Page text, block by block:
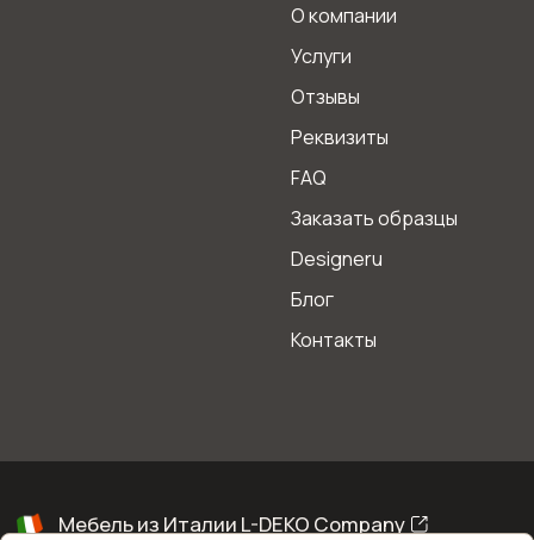
О компании
Услуги
Отзывы
Реквизиты
FAQ
Заказать образцы
Designeru
Блог
Контакты